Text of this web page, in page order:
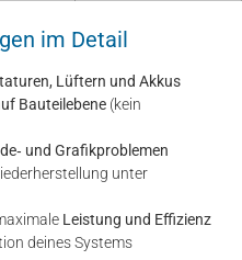
im Detail
Lüftern und Akkus
Bauteilebene (kein
und Grafikproblemen
unter
Leistung und Effizienz
deines Systems